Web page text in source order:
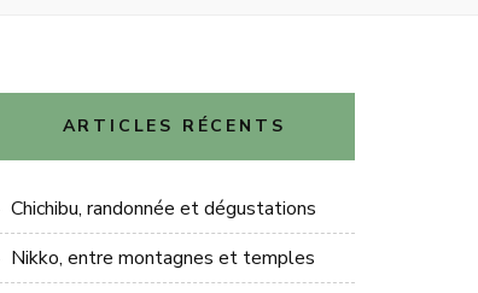
ARTICLES RÉCENTS
Chichibu, randonnée et dégustations
Nikko, entre montagnes et temples